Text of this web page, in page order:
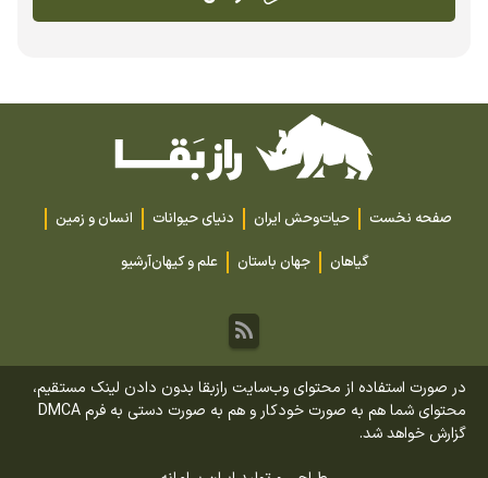
صفحه نخست حیات‌وحش ایران دنیای حیوانات
انسان و زمین
گیاهان
جهان باستان علم و کیهانآرشیو
در صورت استفاده از محتوای وب‌سایت رازبقا بدون دادن لینک مستقیم،
محتوای شما هم به صورت خودکار و هم به صورت دستی به فرم DMCA
گزارش خواهد شد.